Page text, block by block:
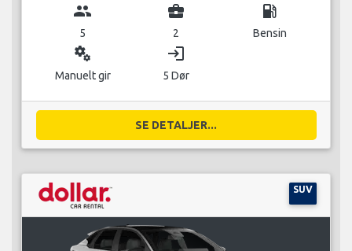
group
5
business_center
2
local_gas_station
Bensin
miscellaneous_services
Manuelt gir
login
5 Dør
SE DETALJER...
SUV